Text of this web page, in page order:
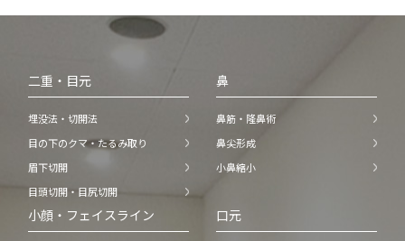
二重・目元
埋没法・切開法
目の下のクマ・たるみ取り
眉下切開
目頭切開・目尻切開
鼻
鼻筋・隆鼻術
鼻尖形成
小鼻縮小
小顔・フェイスライン 口元